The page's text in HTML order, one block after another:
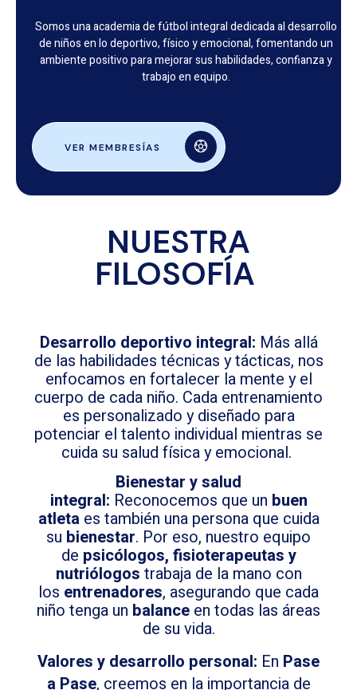
Somos una academia de fútbol integral dedicada al desarrollo
de niños en lo deportivo, físico y emocional, fomentando un
ambiente positivo para mejorar sus habilidades, confianza y
trabajo en equipo.
VER MEMBRESÍAS
NUESTRA
FILOSOFÍA
Desarrollo deportivo integral: Más allá
de las habilidades técnicas y tácticas, nos
enfocamos en fortalecer la mente y el
cuerpo de cada niño. Cada entrenamiento
es personalizado y diseñado para
potenciar el talento individual mientras se
cuida su salud física y emocional.
Bienestar y salud
integral: Reconocemos que un buen
atletaes también una persona que cuida
su bienestar. Por eso, nuestro equipo
de psicólogos, fisioterapeutas y
nutriólogos trabaja de la mano con
los entrenadores, asegurando que cada
niño tenga un balance en todas las áreas
de su vida.
Valores y desarrollo personal: En Pase
a Pase, creemos en la importancia de